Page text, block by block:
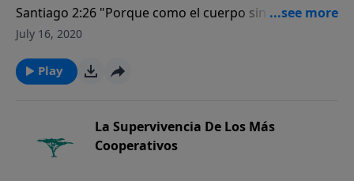
Santiago 2:26 "Porque como el cuerpo sin espíritu
está muerto, así también la fe sin obras está
July 16, 2020
Play
La Supervivencia De Los Más
Cooperativos